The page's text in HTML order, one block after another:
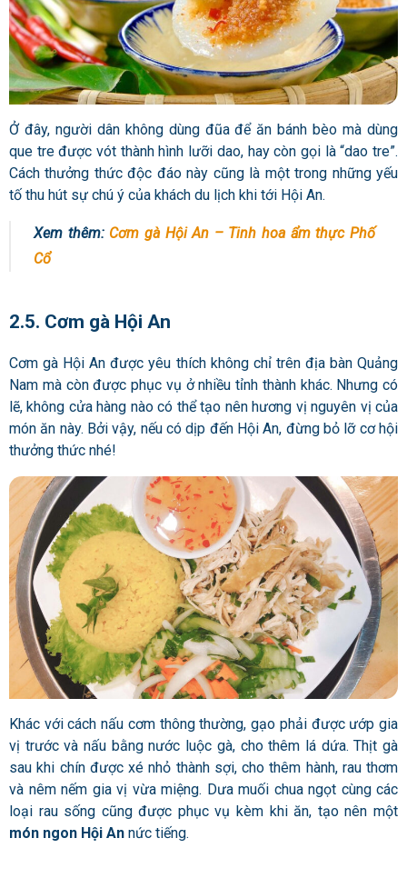
Ở đây, người dân không dùng đũa để ăn bánh bèo mà dùng
que tre được vót thành hình lưỡi dao, hay còn gọi là “dao tre”.
Cách thưởng thức độc đáo này cũng là một trong những yếu
tố thu hút sự chú ý của khách du lịch khi tới Hội An.
Xem thêm: Cơm gà Hội An – Tinh hoa ẩm thực Phố
Cổ
2.5. Cơm gà Hội An
Cơm gà Hội An được yêu thích không chỉ trên địa bàn Quảng
Nam mà còn được phục vụ ở nhiều tỉnh thành khác. Nhưng có
lẽ, không cửa hàng nào có thể tạo nên hương vị nguyên vị của
món ăn này. Bởi vậy, nếu có dịp đến Hội An, đừng bỏ lỡ cơ hội
thưởng thức nhé!
Khác với cách nấu cơm thông thường, gạo phải được ướp gia
vị trước và nấu bằng nước luộc gà, cho thêm lá dứa. Thịt gà
sau khi chín được xé nhỏ thành sợi, cho thêm hành, rau thơm
và nêm nếm gia vị vừa miệng. Dưa muối chua ngọt cùng các
loại rau sống cũng được phục vụ kèm khi ăn, tạo nên một
món ngon Hội An nức tiếng.